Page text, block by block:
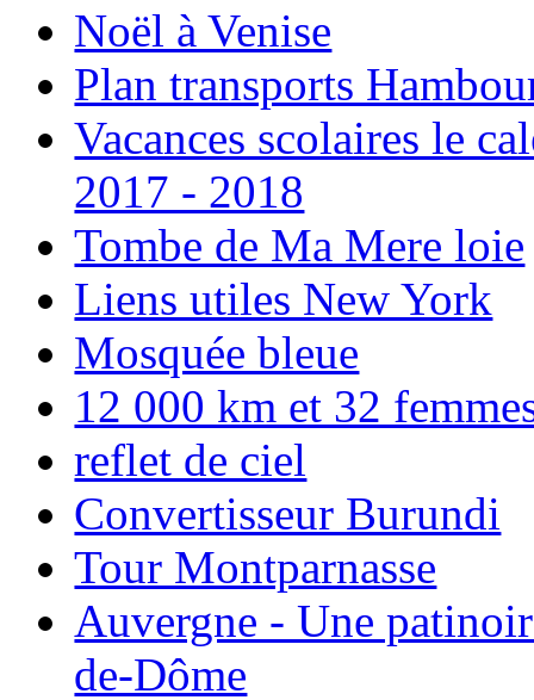
Noël à Venise
Plan transports
Vacances scolaires le
2017 - 2018
Tombe de Ma Mere loie
Liens utiles New York
Mosquée bleue
12 000 km et 32
reflet de ciel
Convertisseur Burundi
Tour Montparnasse
Auvergne - Une
de-Dôme